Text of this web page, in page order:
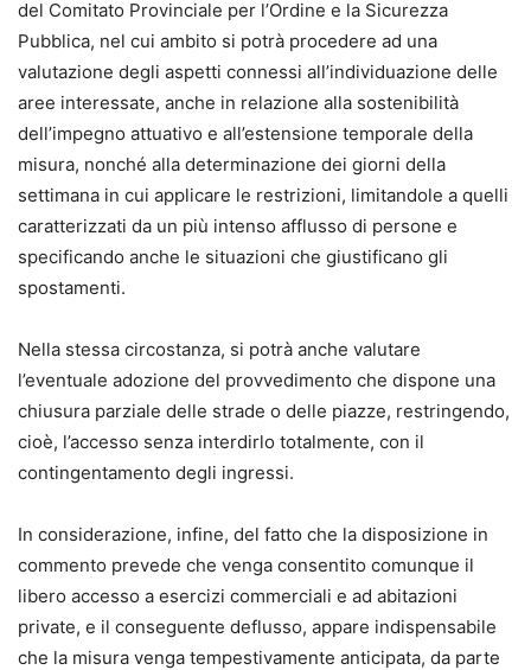
del Comitato Provinciale per l’Ordine e la Sicurezza
Pubblica, nel cui ambito si potrà procedere ad una
valutazione degli aspetti connessi all’individuazione delle
aree interessate, anche in relazione alla sostenibilità
dell’impegno attuativo e all’estensione temporale della
misura, nonché alla determinazione dei giorni della
settimana in cui applicare le restrizioni, limitandole a quelli
caratterizzati da un più intenso afflusso di persone e
specificando anche le situazioni che giustificano gli
spostamenti.
Nella stessa circostanza, si potrà anche valutare
l’eventuale adozione del provvedimento che dispone una
chiusura parziale delle strade o delle piazze, restringendo,
cioè, l’accesso senza interdirlo totalmente, con il
contingentamento degli ingressi.
In considerazione, infine, del fatto che la disposizione in
commento prevede che venga consentito comunque il
libero accesso a esercizi commerciali e ad abitazioni
private, e il conseguente deflusso, appare indispensabile
che la misura venga tempestivamente anticipata, da parte